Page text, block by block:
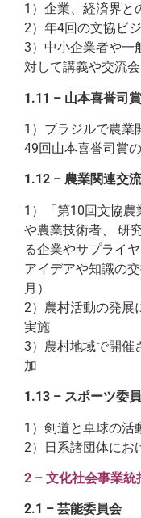
1）企業、経済界と
2）年4回の文協ビ
3）中小企業者や一
対して講義や交流
1.11 – 山本喜誉司
1）ブラジルで農業
49回山本喜誉司賞
1.12 – 農業関連交
1）「第10回文協
や農業技術者、 研
る企業やサプライ
アイデアや知識の
月）
2）農村活動の発展
実施
3）農村地域で開催
加
1.13 – スポーツ委
1）剣道と卓球の活
2）日系諸団体にお
2 – 文化社会事業統
2.1 – 芸能委員会